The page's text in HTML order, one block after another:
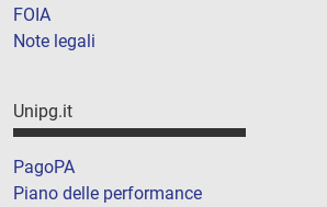
FOIA
Note legali
Unipg.it
PagoPA
Piano delle performance